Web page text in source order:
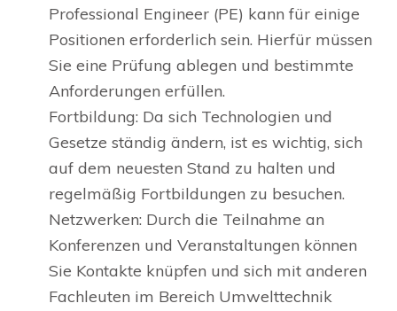
Professional Engineer (PE) kann für einige
Positionen erforderlich sein. Hierfür müssen
Sie eine Prüfung ablegen und bestimmte
Anforderungen erfüllen.
Fortbildung: Da sich Technologien und
Gesetze ständig ändern, ist es wichtig, sich
auf dem neuesten Stand zu halten und
regelmäßig Fortbildungen zu besuchen.
Netzwerken: Durch die Teilnahme an
Konferenzen und Veranstaltungen können
Sie Kontakte knüpfen und sich mit anderen
Fachleuten im Bereich Umwelttechnik